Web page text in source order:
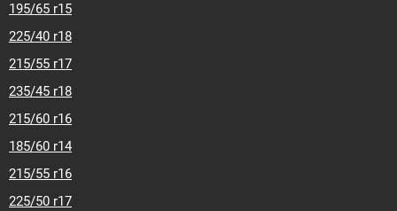
195/65 r15
225/40 r18
215/55 r17
235/45 r18
215/60 r16
185/60 r14
215/55 r16
225/50 r17